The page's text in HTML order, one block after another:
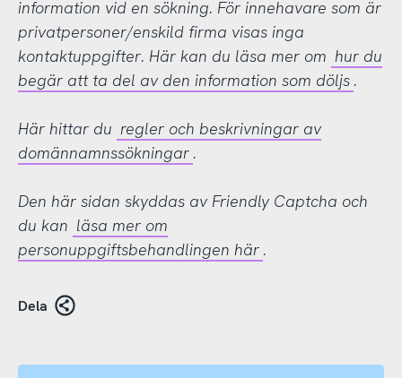
information vid en sökning. För innehavare som är
privatpersoner/enskild firma visas inga
kontaktuppgifter. Här kan du läsa mer om hur du
begär att ta del av den information som döljs .
Här hittar du regler och beskrivningar av
domännamnssökningar .
Den här sidan skyddas av Friendly Captcha och
du kan läsa mer om
personuppgiftsbehandlingen här .
Dela